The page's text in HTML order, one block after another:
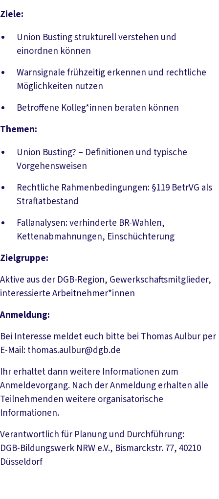
Ziele:
Union Busting strukturell verstehen und
einordnen können
Warnsignale frühzeitig erkennen und rechtliche
Möglichkeiten nutzen
Betroffene Kolleg*innen beraten können
Themen:
Union Busting? – Definitionen und typische
Vorgehensweisen
Rechtliche Rahmenbedingungen: §119 BetrVG als
Straftatbestand
Fallanalysen: verhinderte BR-Wahlen,
Kettenabmahnungen, Einschüchterung
Zielgruppe:
Aktive aus der DGB-Region, Gewerkschaftsmitglieder,
interessierte Arbeitnehmer*innen
Anmeldung:
Bei Interesse meldet euch bitte bei Thomas Aulbur per
E-Mail: thomas.aulbur@dgb.de
Ihr erhaltet dann weitere Informationen zum
Anmeldevorgang. Nach der Anmeldung erhalten alle
Teilnehmenden weitere organisatorische
Informationen.
Verantwortlich für Planung und Durchführung:
DGB-Bildungswerk NRW e.V., Bismarckstr. 77, 40210
Düsseldorf